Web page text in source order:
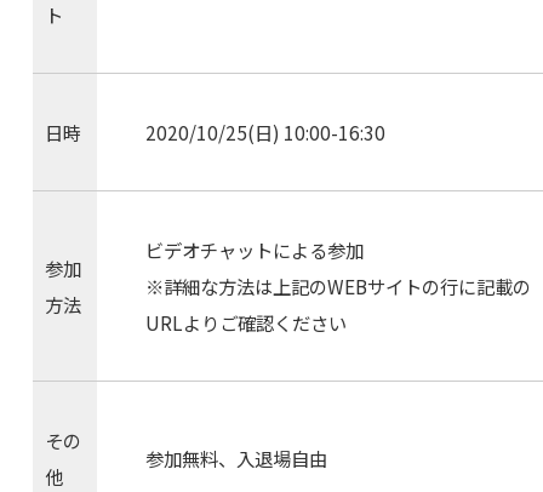
ト
日時 2020/10/25(日) 10:00-16:30
参加
方法
ビデオチャットによる参加
※詳細な方法は上記のWEBサイトの行に記載の
URLよりご確認ください
その
他
参加無料、入退場自由